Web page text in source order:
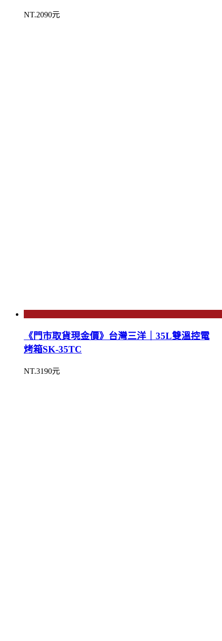
NT.2090元
《門市取貨現金價》台灣三洋｜35L雙溫控電
烤箱SK-35TC
NT.3190元